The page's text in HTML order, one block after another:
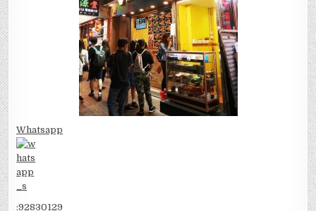
Whatsapp
:92830129